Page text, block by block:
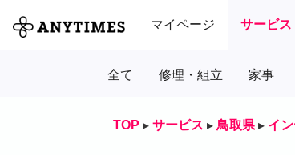
マイページ サービス
全て 修理・組立 家事
TOP ▸ サービス ▸ 鳥取県 ▸ イ